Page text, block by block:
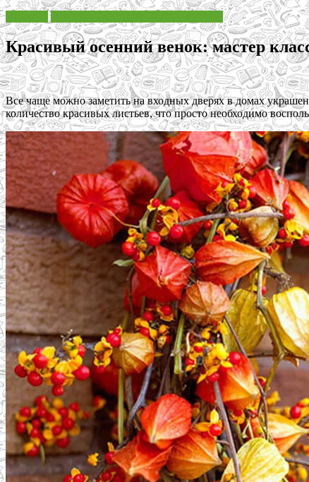
Красивый осенний венок: мастер
Все чаще можно заметить на входных дверях в домах
количество красивых листьев, что просто необходимо